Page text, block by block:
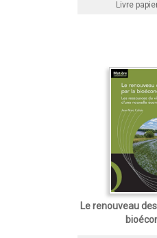
Livre
Le renouveau